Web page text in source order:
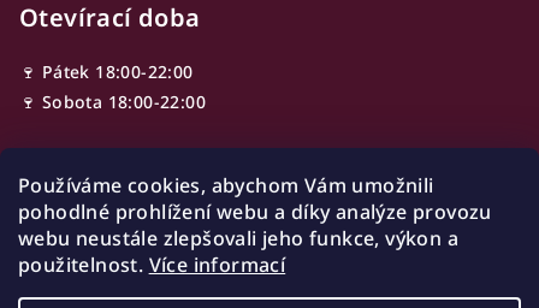
Používáme cookies, abychom Vám umožnili
pohodlné prohlížení webu a díky analýze provozu
webu neustále zlepšovali jeho funkce, výkon a
použitelnost. Více informací
Otevírací doba
🍷 Pátek 18:00-22:00
🍷 Sobota 18:00-22:00
Adresa
Ve Smečkách 603/13,
110 00 Nové Město